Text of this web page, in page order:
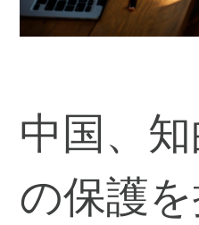
中国、
の保護